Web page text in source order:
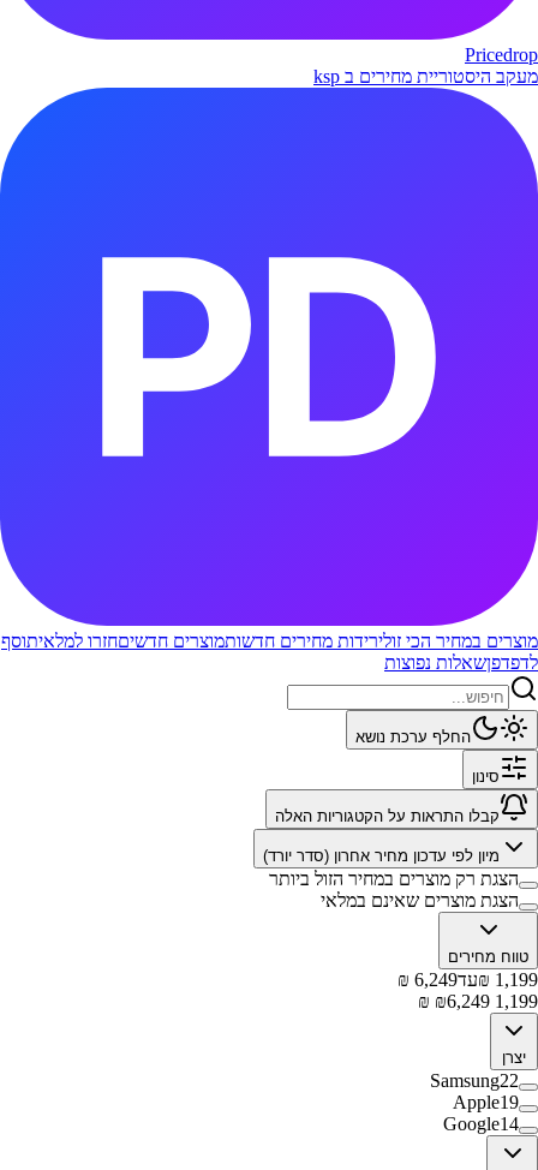
Pricedrop
מעקב היסטוריית מחירים ב ksp
מוצרים במחיר הכי זולירידות מחירים חדשותמוצרים חדשיםחזרו למלאיתוסף
לדפדפןשאלות נפוצות
החלף ערכת נושא
סינון
קבלו התראות על הקטגוריות האלה
מיון לפי עדכון מחיר אחרון (סדר יורד)
הצגת רק מוצרים במחיר הזול ביותר
הצגת מוצרים שאינם במלאי
טווח מחירים
1,199
₪עד6,249
₪
1,199
6,249
₪
יצרן
Samsung22
Apple19
Google14